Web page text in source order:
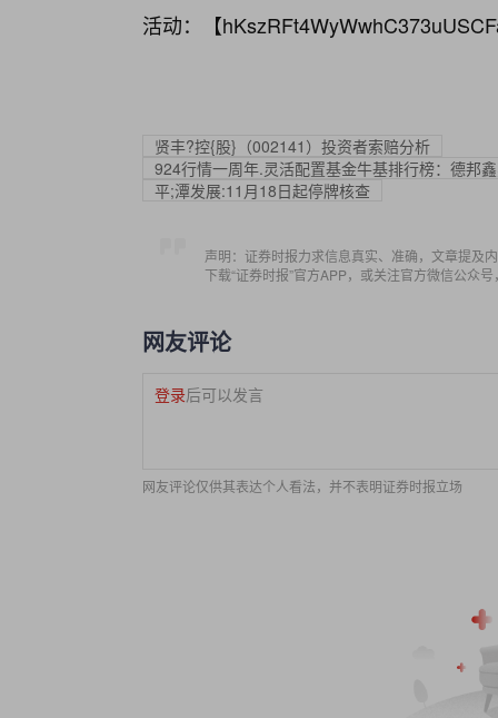
活动：【
贤丰?控{股}（002141）投资者索赔分析
924行情一周年.灵活配置基金牛基排行榜：德邦
平;潭发展:11月18日起停牌核查
声明：证券时报力求信息真实、准确，文章提及
下载“证券时报”官方APP，或关注官方微信公众
网友评论
登录后可以发言
网友评论仅供其表达个人看法，并不表明证券时报立场